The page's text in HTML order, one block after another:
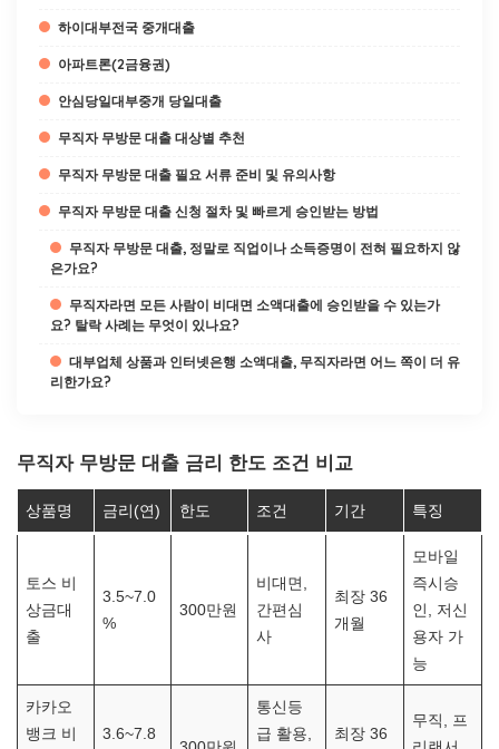
하이대부전국 중개대출
아파트론(2금융권)
안심당일대부중개 당일대출
무직자 무방문 대출 대상별 추천
무직자 무방문 대출 필요 서류 준비 및 유의사항
무직자 무방문 대출 신청 절차 및 빠르게 승인받는 방법
무직자 무방문 대출, 정말로 직업이나 소득증명이 전혀 필요하지 않
은가요?
무직자라면 모든 사람이 비대면 소액대출에 승인받을 수 있는가
요? 탈락 사례는 무엇이 있나요?
대부업체 상품과 인터넷은행 소액대출, 무직자라면 어느 쪽이 더 유
리한가요?
무직자 무방문 대출 금리 한도 조건 비교
상품명 금리(연) 한도 조건 기간 특징
토스 비
상금대
출
3.5~7.0
%
300만원
비대면,
간편심
사
최장 36
개월
모바일
즉시승
인, 저신
용자 가
능
카카오
뱅크 비
3.6~7.8
통신등
급 활용,
최장 36
무직, 프